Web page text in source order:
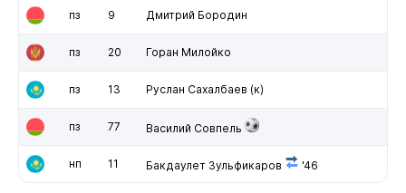
пз 9 Дмитрий Бородин
пз 20 Горан Милойко
пз 13 Руслан Сахалбаев (к)
пз 77 Василий Совпель
нп 11 Бакдаулет Зульфикаров '46